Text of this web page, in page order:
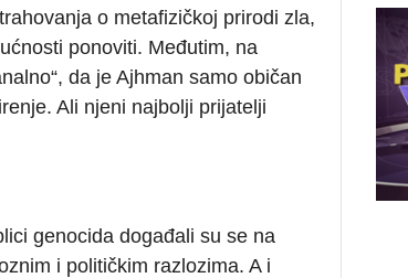
o metafizičkoj prirodi zla,
ponoviti. Međutim, na
da je Ajhman samo običan
Ali njeni najbolji prijatelji
genocida događali su se na
i političkim razlozima. A i